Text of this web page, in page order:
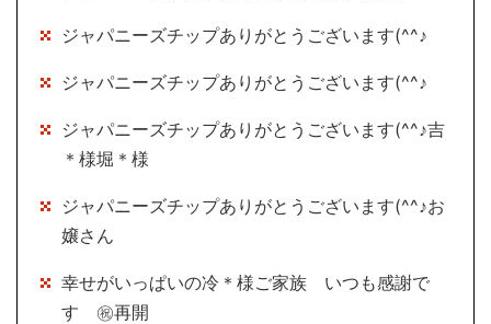
ジャパニーズチップありがとうございます(^^♪
ジャパニーズチップありがとうございます(^^♪
ジャパニーズチップありがとうございます(^^♪吉
＊様堀＊様
ジャパニーズチップありがとうございます(^^♪お
嬢さん
幸せがいっぱいの冷＊様ご家族 いつも感謝で
す ㊗再開